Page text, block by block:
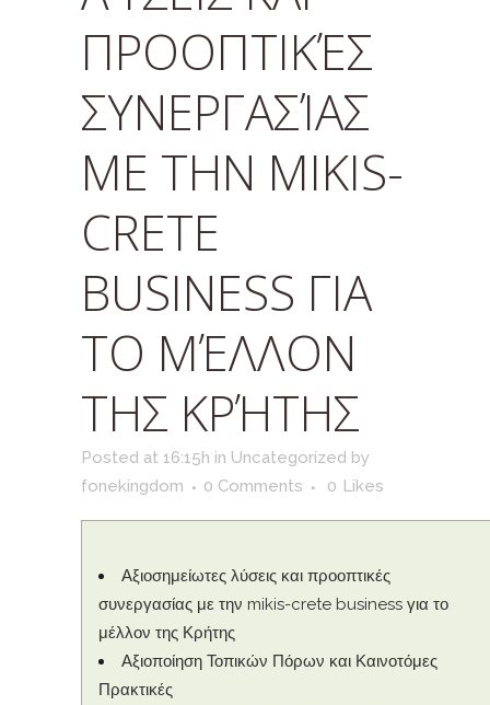
ΠΡΟΟΠΤΙΚΈΣ
ΣΥΝΕΡΓΑΣΊΑΣ
ΜΕ ΤΗΝ MIKIS-
CRETE
BUSINESS ΓΙΑ
ΤΟ ΜΈΛΛΟΝ
ΤΗΣ ΚΡΉΤΗΣ
Posted at 16:15h in Uncategorized by
fonekingdom
0 Comments 0 Likes
Αξιοσημείωτες λύσεις και προοπτικές
συνεργασίας με την mikis-crete business για το
μέλλον της Κρήτης
Αξιοποίηση Τοπικών Πόρων και Καινοτόμες
Πρακτικές